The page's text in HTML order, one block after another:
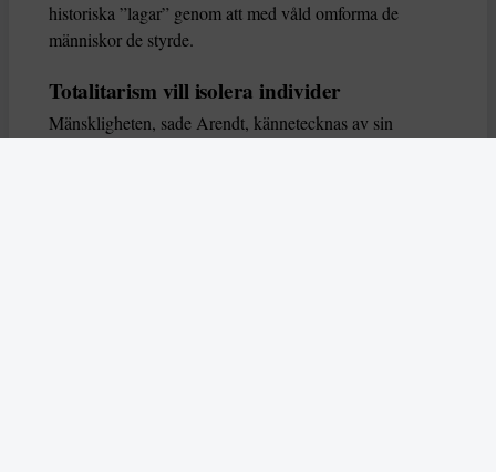
historiska ”lagar” genom att med våld omforma de
människor de styrde.
Totalitarism vill isolera individer
Mänskligheten, sade Arendt, kännetecknas av sin